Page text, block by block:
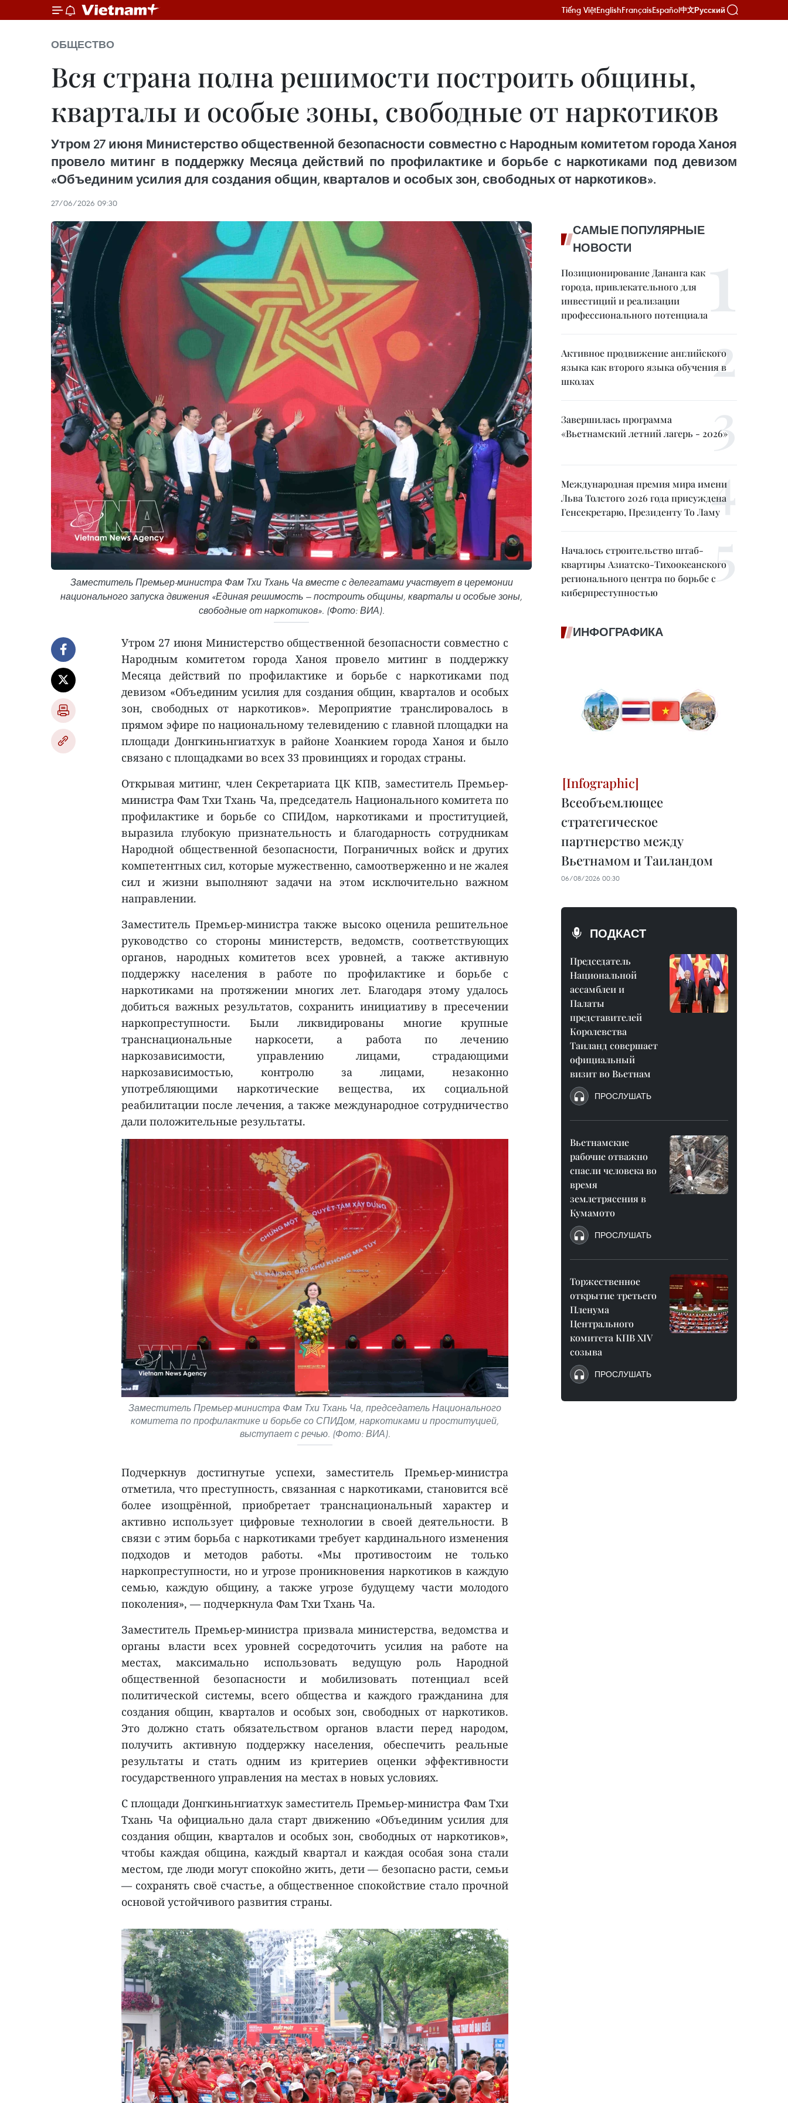
Tiếng ViệtEnglishFrançaisEspañol中文Русский
ОБЩЕСТВО
Вся страна полна решимости построить общины,
кварталы и особые зоны, свободные от наркотиков
Утром 27 июня Министерство общественной безопасности совместно с Народным комитетом города Ханоя
провело митинг в поддержку Месяца действий по профилактике и борьбе с наркотиками под девизом
«Объединим усилия для создания общин, кварталов и особых зон, свободных от наркотиков».
27/06/2026 09:30
Заместитель Премьер-министра Фам Тхи Тхань Ча вместе с делегатами участвует в церемонии
национального запуска движения «Единая решимость — построить общины, кварталы и особые зоны,
свободные от наркотиков». (Фото: ВИА).
Утром 27 июня Министерство общественной безопасности совместно с
Народным комитетом города Ханоя провело митинг в поддержку
Месяца действий по профилактике и борьбе с наркотиками под
девизом «Объединим усилия для создания общин, кварталов и особых
зон, свободных от наркотиков». Мероприятие транслировалось в
прямом эфире по национальному телевидению с главной площадки на
площади Донгкиньнгиатхук в районе Хоанкием города Ханоя и было
связано с площадками во всех 33 провинциях и городах страны.
Открывая митинг, член Секретариата ЦК КПВ, заместитель Премьер-
министра Фам Тхи Тхань Ча, председатель Национального комитета по
профилактике и борьбе со СПИДом, наркотиками и проституцией,
выразила глубокую признательность и благодарность сотрудникам
Народной общественной безопасности, Пограничных войск и других
компетентных сил, которые мужественно, самоотверженно и не жалея
сил и жизни выполняют задачи на этом исключительно важном
направлении.
Заместитель Премьер-министра также высоко оценила решительное
руководство со стороны министерств, ведомств, соответствующих
органов, народных комитетов всех уровней, а также активную
поддержку населения в работе по профилактике и борьбе с
наркотиками на протяжении многих лет. Благодаря этому удалось
добиться важных результатов, сохранить инициативу в пресечении
наркопреступности. Были ликвидированы многие крупные
транснациональные наркосети, а работа по лечению
наркозависимости, управлению лицами, страдающими
наркозависимостью, контролю за лицами, незаконно
употребляющими наркотические вещества, их социальной
реабилитации после лечения, а также международное сотрудничество
дали положительные результаты.
Заместитель Премьер-министра Фам Тхи Тхань Ча, председатель Национального
комитета по профилактике и борьбе со СПИДом, наркотиками и проституцией,
выступает с речью. (Фото: ВИА).
Подчеркнув достигнутые успехи, заместитель Премьер-министра
отметила, что преступность, связанная с наркотиками, становится всё
более изощрённой, приобретает транснациональный характер и
активно использует цифровые технологии в своей деятельности. В
связи с этим борьба с наркотиками требует кардинального изменения
подходов и методов работы. «Мы противостоим не только
наркопреступности, но и угрозе проникновения наркотиков в каждую
семью, каждую общину, а также угрозе будущему части молодого
поколения», — подчеркнула Фам Тхи Тхань Ча.
Заместитель Премьер-министра призвала министерства, ведомства и
органы власти всех уровней сосредоточить усилия на работе на
местах, максимально использовать ведущую роль Народной
общественной безопасности и мобилизовать потенциал всей
политической системы, всего общества и каждого гражданина для
создания общин, кварталов и особых зон, свободных от наркотиков.
Это должно стать обязательством органов власти перед народом,
получить активную поддержку населения, обеспечить реальные
результаты и стать одним из критериев оценки эффективности
государственного управления на местах в новых условиях.
С площади Донгкиньнгиатхук заместитель Премьер-министра Фам Тхи
Тхань Ча официально дала старт движению «Объединим усилия для
создания общин, кварталов и особых зон, свободных от наркотиков»,
чтобы каждая община, каждый квартал и каждая особая зона стали
местом, где люди могут спокойно жить, дети — безопасно расти, семьи
— сохранять своё счастье, а общественное спокойствие стало прочной
основой устойчивого развития страны.
САМЫЕ ПОПУЛЯРНЫЕ
НОВОСТИ
Позиционирование Дананга как
города, привлекательного для
инвестиций и реализации
профессионального потенциала
Активное продвижение английского
языка как второго языка обучения в
школах
Завершилась программа
«Вьетнамский летний лагерь - 2026»
Международная премия мира имени
Льва Толстого 2026 года присуждена
Генсекретарю, Президенту То Ламу
Началось строительство штаб-
квартиры Азиатско-Тихоокеанского
регионального центра по борьбе с
киберпреступностью
ИНФОГРАФИКА
Всеобъемлющее
стратегическое
партнерство между
Вьетнамом и Таиландом
06/08/2026 00:30
ПОДКАСТ
Председатель
Национальной
ассамблеи и
Палаты
представителей
Королевства
Таиланд совершает
официальный
визит во Вьетнам
ПРОСЛУШАТЬ
Вьетнамские
рабочие отважно
спасли человека во
время
землетрясения в
Кумамото
ПРОСЛУШАТЬ
Торжественное
открытие третьего
Пленума
Центрального
комитета КПВ XIV
созыва
ПРОСЛУШАТЬ